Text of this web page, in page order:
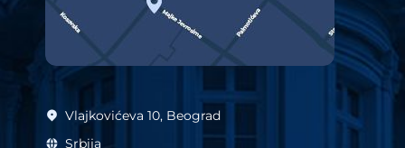
Vlajkovićeva 10, Beograd
Srbija